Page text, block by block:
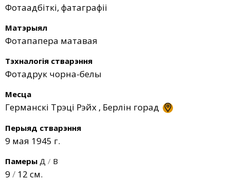
Фотаадбіткі, фатаграфіі
Матэрыял
Фотапапера матавая
Тэхналогія стварэння
Фотадрук чорна-белы
Месца
Германскі Трэці Рэйх , Берлін горад
Перыяд стварэння
9 мая 1945 г.
Памеры Д / В
9 / 12 см.